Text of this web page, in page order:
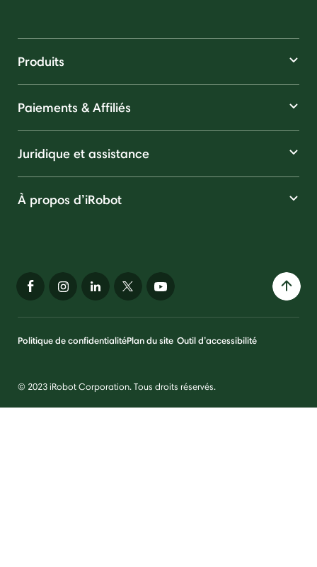
Produits
Paiements & Affiliés
Juridique et assistance
À propos d’iRobot
Politique de confidentialitéPlan du site Outil d’accessibilité
© 2023 iRobot Corporation. Tous droits réservés.